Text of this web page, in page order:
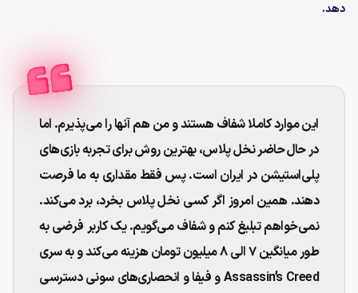
دهد.
این موارد کاملا شفاف هستند و من هم آنها را می‌پذیرم. اما
در حال حاضر نخل پلاس، بهترین روش برای تجربه بازی‌های
پلی‌استیشن در ایران است. پس فقط مقداری به ما فرصت
دهند. همین امروز اگر کسی نخل پلاس بخرد، برد می‌کند.
نمی‌خواهم تبلیغ کنم و شفاف می‌گویم. یک کاربر فرضی به
طور میانگین ۷ الی ۸ میلیون تومان هزینه می‌کند و به سری
Assassin’s Creed و فیفا و انحصاری‌های سونی دسترسی